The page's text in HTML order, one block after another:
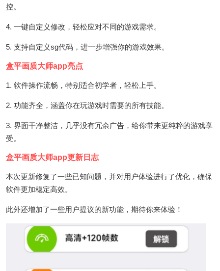
控。
4. 一键自定义修改，轻松应对不同的游戏需求。
5. 支持自定义sg代码，进一步增强你的游戏效果。
盒平画质大师app亮点
1. 软件操作流畅，特别适合初学者，轻松上手。
2. 功能齐全，涵盖你在玩游戏时需要的所有技能。
3. 界面干净整洁，几乎没有冗余广告，给你带来更纯粹的游戏享
受。
盒平画质大师app更新日志
本次更新修复了一些已知问题，并对用户体验进行了优化，确保
软件更加稳定高效。
此外还增加了一些用户提议的新功能，期待你来体验！